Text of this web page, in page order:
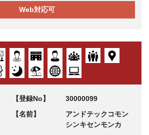
Web対応可
【登録No】
30000099
【名前】
アンドテックコモン
シンキセンモンカ